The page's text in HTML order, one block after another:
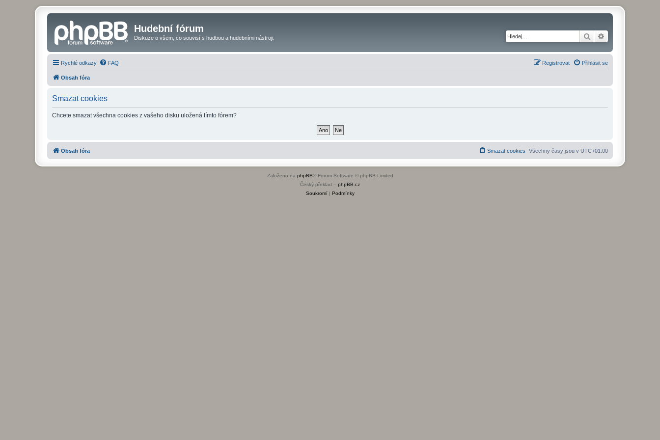
Hudební fórum
Diskuze o všem, co souvisí s hudbou a hudebními nástroji. Hledat
Rychlé odkazy FAQ Přihlásit se
Registrovat
Obsah fóra
Smazat cookies
Chcete smazat všechna cookies z vašeho disku uložená tímto fórem?
Obsah fóra Všechny časy jsou v UTC+01:00
Smazat cookies
Založeno na phpBB® Forum Software © phpBB Limited
Český překlad – phpBB.cz
Soukromí| Podmínky